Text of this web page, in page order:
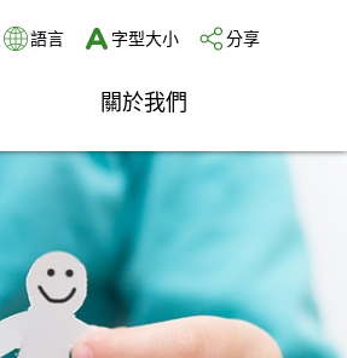
語言 字型大小 分享
關於我們